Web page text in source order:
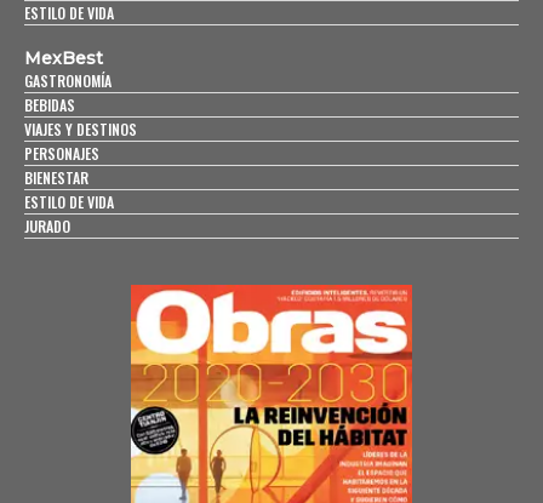
ESTILO DE VIDA
MexBest
GASTRONOMÍA
BEBIDAS
VIAJES Y DESTINOS
PERSONAJES
BIENESTAR
ESTILO DE VIDA
JURADO